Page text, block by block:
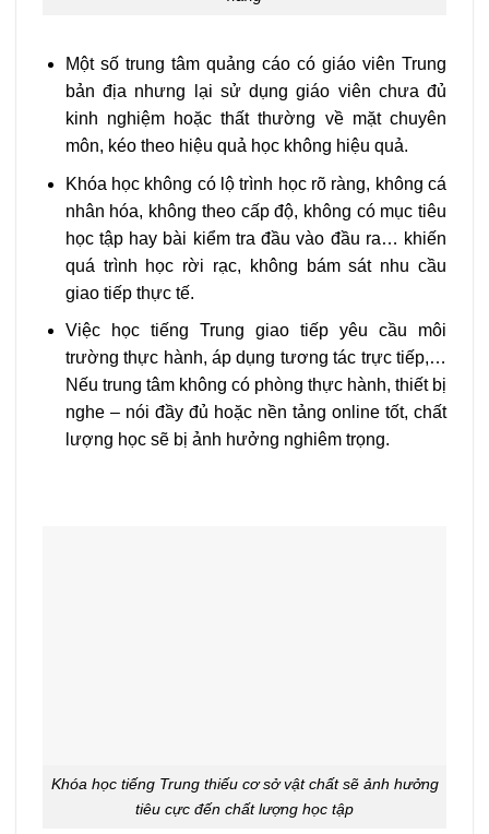
Một số trung tâm quảng cáo có giáo viên Trung
bản địa nhưng lại sử dụng giáo viên chưa đủ
kinh nghiệm hoặc thất thường về mặt chuyên
môn, kéo theo hiệu quả học không hiệu quả.
Khóa học không có lộ trình học rõ ràng, không cá
nhân hóa, không theo cấp độ, không có mục tiêu
học tập hay bài kiểm tra đầu vào đầu ra… khiến
quá trình học rời rạc, không bám sát nhu cầu
giao tiếp thực tế.
Việc học tiếng Trung giao tiếp yêu cầu môi
trường thực hành, áp dụng tương tác trực tiếp,…
Nếu trung tâm không có phòng thực hành, thiết bị
nghe – nói đầy đủ hoặc nền tảng online tốt, chất
lượng học sẽ bị ảnh hưởng nghiêm trọng.
Khóa học tiếng Trung thiếu cơ sở vật chất sẽ ảnh hưởng
tiêu cực đến chất lượng học tập